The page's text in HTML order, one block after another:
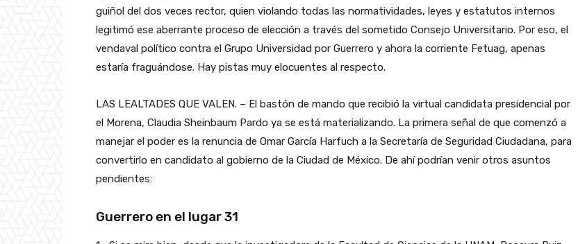
guiñol del dos veces rector, quien violando todas las normatividades, leyes y estatutos internos
legitimó ese aberrante proceso de elección a través del sometido Consejo Universitario. Por eso, el
vendaval político contra el Grupo Universidad por Guerrero y ahora la corriente Fetuag, apenas
estaría fraguándose. Hay pistas muy elocuentes al respecto.
LAS LEALTADES QUE VALEN. – El bastón de mando que recibió la virtual candidata presidencial por
el Morena, Claudia Sheinbaum Pardo ya se está materializando. La primera señal de que comenzó a
manejar el poder es la renuncia de Omar García Harfuch a la Secretaría de Seguridad Ciudadana, para
convertirlo en candidato al gobierno de la Ciudad de México. De ahí podrían venir otros asuntos
pendientes:
Guerrero en el lugar 31